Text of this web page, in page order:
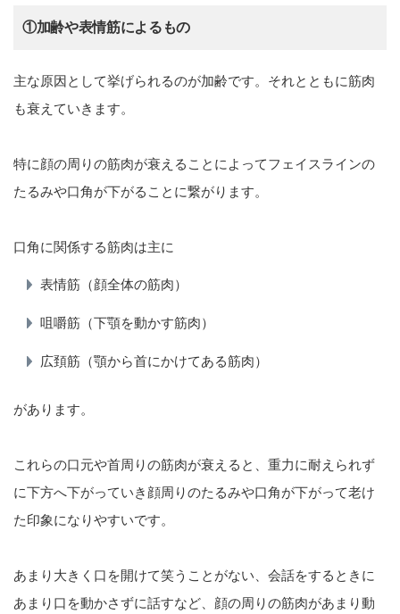
①加齢や表情筋によるもの
主な原因として挙げられるのが加齢です。それとともに筋肉
も衰えていきます。
特に顔の周りの筋肉が衰えることによってフェイスラインの
たるみや口角が下がることに繋がります。
口角に関係する筋肉は主に
表情筋（顔全体の筋肉）
咀嚼筋（下顎を動かす筋肉）
広頚筋（顎から首にかけてある筋肉）
があります。
これらの口元や首周りの筋肉が衰えると、重力に耐えられず
に下方へ下がっていき顔周りのたるみや口角が下がって老け
た印象になりやすいです。
あまり大きく口を開けて笑うことがない、会話をするときに
あまり口を動かさずに話すなど、顔の周りの筋肉があまり動